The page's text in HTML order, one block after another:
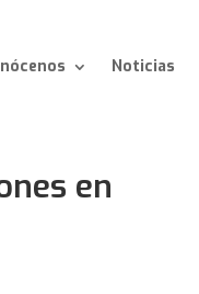
Noticias
en